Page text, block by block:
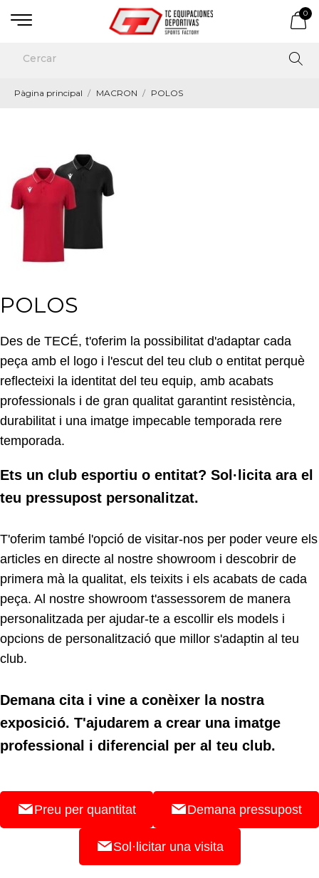
0
Pàgina principal MACRON POLOS
POLOS
Des de TECÉ, t'oferim la possibilitat d'adaptar cada
peça amb el logo i l'escut del teu club o entitat perquè
reflecteixi la identitat del teu equip, amb acabats
professionals i de gran qualitat garantint resistència,
durabilitat i una imatge impecable temporada rere
temporada.
Ets un club esportiu o entitat? Sol·licita ara el
teu pressupost personalitzat.
T'oferim també l'opció de visitar-nos per poder veure els
articles en directe al nostre showroom i descobrir de
primera mà la qualitat, els teixits i els acabats de cada
peça. Al nostre showroom t'assessorem de manera
personalitzada per ajudar-te a escollir els models i
opcions de personalització que millor s'adaptin al teu
club.
Demana cita i vine a conèixer la nostra
exposició. T'ajudarem a crear una imatge
professional i diferencial per al teu club.
Preu per quantitat Demana pressupost
Sol·licitar una visita